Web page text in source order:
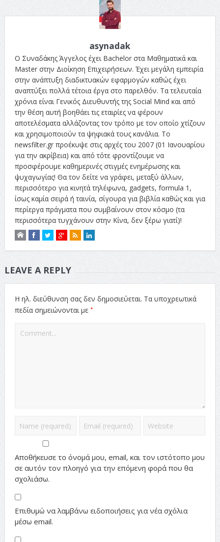
asynadak
Ο Συναδάκης Άγγελος έχει Bachelor στα Μαθηματικά και
Master στην Διοίκηση Επιχειρήσεων. Έχει μεγάλη εμπειρία
στην ανάπτυξη διαδικτυακών εφαρμογών καθώς έχει
αναπτύξει πολλά τέτοια έργα στο παρελθόν. Τα τελευταία
χρόνια είναι Γενικός Διευθυντής της Social Mind και από
την θέση αυτή βοηθάει τις εταιρίες να φέρουν
αποτελέσματα αλλάζοντας τον τρόπο με τον οποίο χτίζουν
και χρησιμοποιούν τα ψηφιακά τους κανάλια. Το
newsfilter.gr προέκυψε στις αρχές του 2007 (01 Ιανουαρίου
για την ακρίβεια) και από τότε φροντίζουμε να
προσφέρουμε καθημερινές στιγμές ενημέρωσης και
ψυχαγωγίας! Θα τον δείτε να γράφει, μεταξύ άλλων,
περισσότερο για κινητά τηλέφωνα, gadgets, formula 1,
ίσως καμία σειρά ή ταινία, σίγουρα για βιβλία καθώς και για
περίεργα πράγματα που συμβαίνουν στον κόσμο (τα
περισσότερα τυγχάνουν στην Κίνα, δεν ξέρω γιατί)!
LEAVE A REPLY
Η ηλ. διεύθυνση σας δεν δημοσιεύεται. Τα υποχρεωτικά
πεδία σημειώνονται με *
Αποθήκευσε το όνομά μου, email, και τον ιστότοπο μου
σε αυτόν τον πλοηγό για την επόμενη φορά που θα
σχολιάσω.
Επιθυμώ να λαμβάνω ειδοποιήσεις για νέα σχόλια
μέσω email.